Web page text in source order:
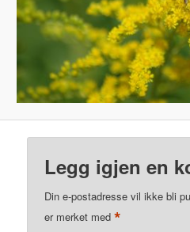
Legg igjen en
Din e-postadresse vil ikke bli
er merket med*